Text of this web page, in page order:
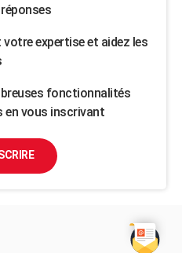
expertise et aidez les
fonctionnalités
en vous inscrivant